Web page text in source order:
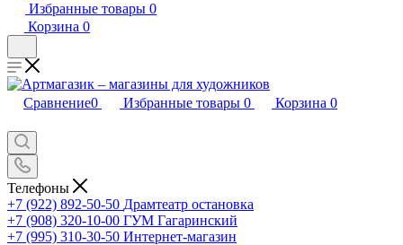
Избранные товары 0
Корзина 0
Сравнение0 Избранные товары 0 Корзина 0
Телефоны
+7 (922) 892-50-50 Драмтеатр остановка
+7 (908) 320-10-00 ГУМ Гагаринский
+7 (995) 310-30-50 Интернет-магазин